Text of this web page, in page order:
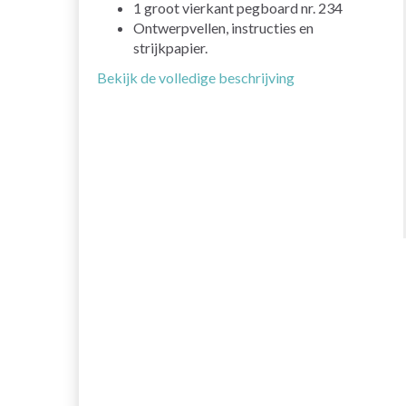
1 groot vierkant pegboard nr. 234
Ontwerpvellen, instructies en
strijkpapier.
Bekijk de volledige beschrijving